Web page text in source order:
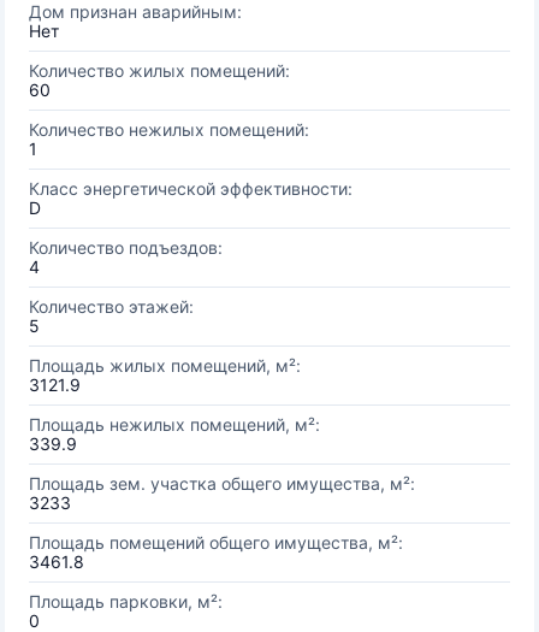
Дом признан аварийным:
Нет
Количество жилых помещений:
60
Количество нежилых помещений:
1
Класс энергетической эффективности:
D
Количество подъездов:
4
Количество этажей:
5
Площадь жилых помещений, м²:
3121.9
Площадь нежилых помещений, м²:
339.9
Площадь зем. участка общего имущества, м²:
3233
Площадь помещений общего имущества, м²:
3461.8
Площадь парковки, м²:
0